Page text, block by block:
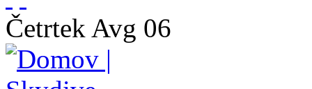
Četrtek Avg 06